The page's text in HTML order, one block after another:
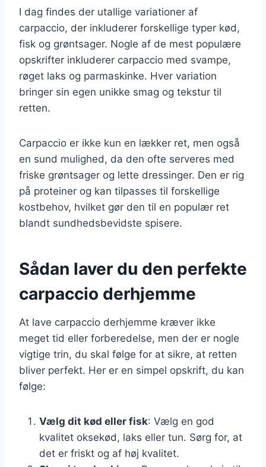
I dag findes der utallige variationer af
carpaccio, der inkluderer forskellige typer kød,
fisk og grøntsager. Nogle af de mest populære
opskrifter inkluderer carpaccio med svampe,
røget laks og parmaskinke. Hver variation
bringer sin egen unikke smag og tekstur til
retten.
Carpaccio er ikke kun en lækker ret, men også
en sund mulighed, da den ofte serveres med
friske grøntsager og lette dressinger. Den er rig
på proteiner og kan tilpasses til forskellige
kostbehov, hvilket gør den til en populær ret
blandt sundhedsbevidste spisere.
Sådan laver du den perfekte
carpaccio derhjemme
At lave carpaccio derhjemme kræver ikke
meget tid eller forberedelse, men der er nogle
vigtige trin, du skal følge for at sikre, at retten
bliver perfekt. Her er en simpel opskrift, du kan
følge:
Vælg dit kød eller fisk: Vælg en god
kvalitet oksekød, laks eller tun. Sørg for, at
det er friskt og af høj kvalitet.